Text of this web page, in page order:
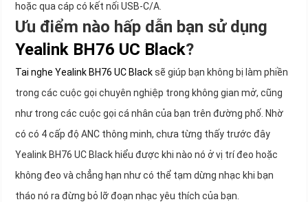
hoặc qua cáp có kết nối USB-C/A.
Ưu điểm nào hấp dẫn bạn sử dụng
Yealink BH76 UC Black?
Tai nghe Yealink BH76 UC Blacksẽ giúp bạn không bị làm phiền
trong các cuộc gọi chuyên nghiệp trong không gian mở, cũng
như trong các cuộc gọi cá nhân của bạn trên đường phố. Nhờ
có có 4 cấp độ ANC thông minh, chưa từng thấy trước đây
Yealink BH76 UC Black hiểu được khi nào nó ở vị trí đeo hoặc
không đeo và chẳng hạn như có thể tạm dừng nhạc khi bạn
tháo nó ra đừng bỏ lỡ đoạn nhạc yêu thích của bạn.